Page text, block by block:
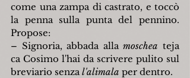
come una zampa di castrato, e toccò
la penna sulla punta del pennino.
Propose:
– Signoria, abbada alla moschea teja
ca Cosimo l'hai da scrivere pulito sul
breviario senza l'alimala per dentro.